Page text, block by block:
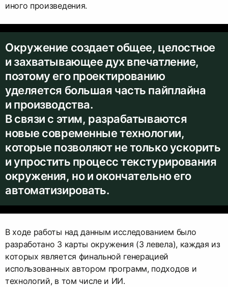
иного произведения.
Окружение создает общее, целостное
и захватывающее дух впечатление,
поэтому его проектированию
уделяется большая часть пайплайна
и производства.
В связи с этим, разрабатываются
новые современные технологии,
которые позволяют не только ускорить
и упростить процесс текстурирования
окружения, но и окончательно его
автоматизировать.
В ходе работы над данным исследованием было
разработано 3 карты окружения (3 левела), каждая из
которых является финальной генерацией
использованных автором программ, подходов и
технологий, в том числе и ИИ.